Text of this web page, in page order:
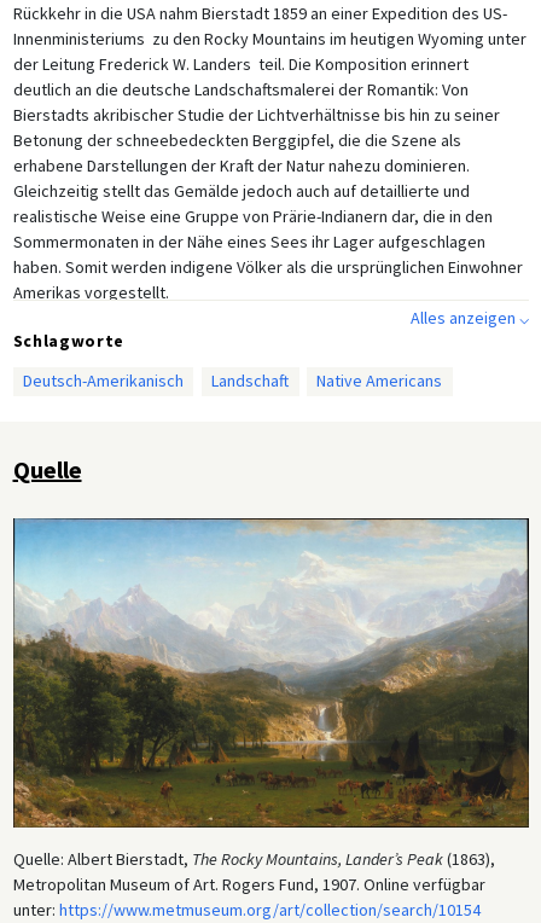
Rückkehr in die USA nahm Bierstadt 1859 an einer Expedition des US-
Innenministeriums zu den Rocky Mountains im heutigen Wyoming unter
der Leitung Frederick W. Landers teil. Die Komposition erinnert
deutlich an die deutsche Landschaftsmalerei der Romantik: Von
Bierstadts akribischer Studie der Lichtverhältnisse bis hin zu seiner
Betonung der schneebedeckten Berggipfel, die die Szene als
erhabene Darstellungen der Kraft der Natur nahezu dominieren.
Gleichzeitig stellt das Gemälde jedoch auch auf detaillierte und
realistische Weise eine Gruppe von Prärie-Indianern dar, die in den
Sommermonaten in der Nähe eines Sees ihr Lager aufgeschlagen
haben. Somit werden indigene Völker als die ursprünglichen Einwohner
Amerikas vorgestellt.
Alles anzeigen ⌵
Schlagworte
Deutsch-Amerikanisch
Landschaft Native Americans
Quelle
Quelle: Albert Bierstadt, The Rocky Mountains, Lander’s Peak(1863),
Metropolitan Museum of Art. Rogers Fund, 1907. Online verfügbar
unter: https://www.metmuseum.org/art/collection/search/10154